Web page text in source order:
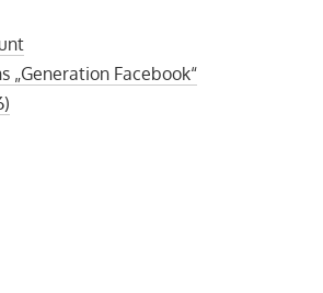
„Generation Facebook“